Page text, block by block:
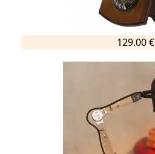
129.00 €